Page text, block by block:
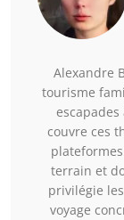
Alexandre
tourisme
couvre ces
terrain et
privilégie
voyage